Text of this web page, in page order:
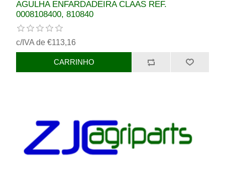
AGULHA ENFARDADEIRA CLAAS REF.
0008108400, 810840
c/IVA de €113,16